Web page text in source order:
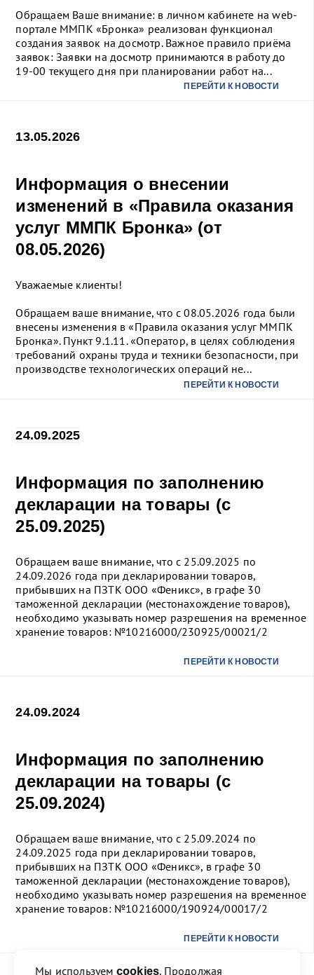
Обращаем Ваше внимание: в личном кабинете на web-
портале ММПК «Бронка» реализован функционал
создания заявок на досмотр. Важное правило приёма
заявок: Заявки на досмотр принимаются в работу до
19-00 текущего дня при планировании работ на...
ПЕРЕЙТИ К НОВОСТИ
13.05.2026
Информация о внесении
изменений в «Правила оказания
услуг ММПК Бронка» (от
08.05.2026)
Уважаемые клиенты!
Обращаем ваше внимание, что с 08.05.2026 года были
внесены изменения в «Правила оказания услуг ММПК
Бронка». Пункт 9.1.11. «Оператор, в целях соблюдения
требований охраны труда и техники безопасности, при
производстве технологических операций не...
ПЕРЕЙТИ К НОВОСТИ
24.09.2025
Информация по заполнению
декларации на товары (с
25.09.2025)
Обращаем ваше внимание, что с 25.09.2025 по
24.09.2026 года при декларировании товаров,
прибывших на ПЗТК ООО «Феникс», в графе 30
таможенной декларации (местонахождение товаров),
необходимо указывать номер разрешения на временное
хранение товаров: №10216000/230925/00021/2
ПЕРЕЙТИ К НОВОСТИ
24.09.2024
Информация по заполнению
декларации на товары (с
25.09.2024)
Обращаем ваше внимание, что с 25.09.2024 по
24.09.2025 года при декларировании товаров,
прибывших на ПЗТК ООО «Феникс», в графе 30
таможенной декларации (местонахождение товаров),
необходимо указывать номер разрешения на временное
хранение товаров: №10216000/190924/00017/2
ПЕРЕЙТИ К НОВОСТИ
Мы используем cookies. Продолжая